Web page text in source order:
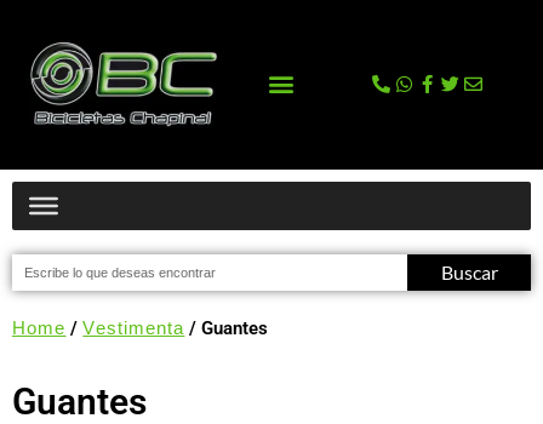
Buscar
Home /Vestimenta / Guantes
Guantes